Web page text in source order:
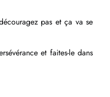
pas et ça va se
et faites-le dans